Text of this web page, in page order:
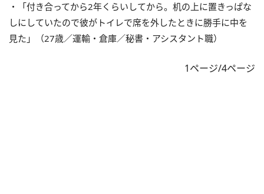
・「付き合ってから2年くらいしてから。机の上に置きっぱな
しにしていたので彼がトイレで席を外したときに勝手に中を
見た」（27歳／運輸・倉庫／秘書・アシスタント職）
1ページ/4ページ